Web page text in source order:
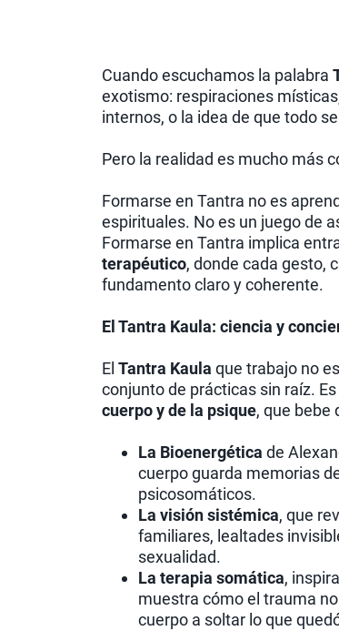
Cuando escuchamos la palabra
exotismo: respiraciones
internos, o la idea de que todo
Pero la realidad es mucho más
Formarse en Tantra no es
espirituales. No es un juego de
Formarse en Tantra implica
terapéutico, donde cada gesto,
fundamento claro y coherente.
El Tantra Kaula: ciencia y
El Tantra Kaula que trabajo no
conjunto de prácticas sin raíz.
cuerpo y de la psique, que bebe
La Bioenergética de
cuerpo guarda memorias
psicosomáticos.
La visión sistémica, que
familiares, lealtades
sexualidad.
La terapia somática,
muestra cómo el trauma
cuerpo a soltar lo que